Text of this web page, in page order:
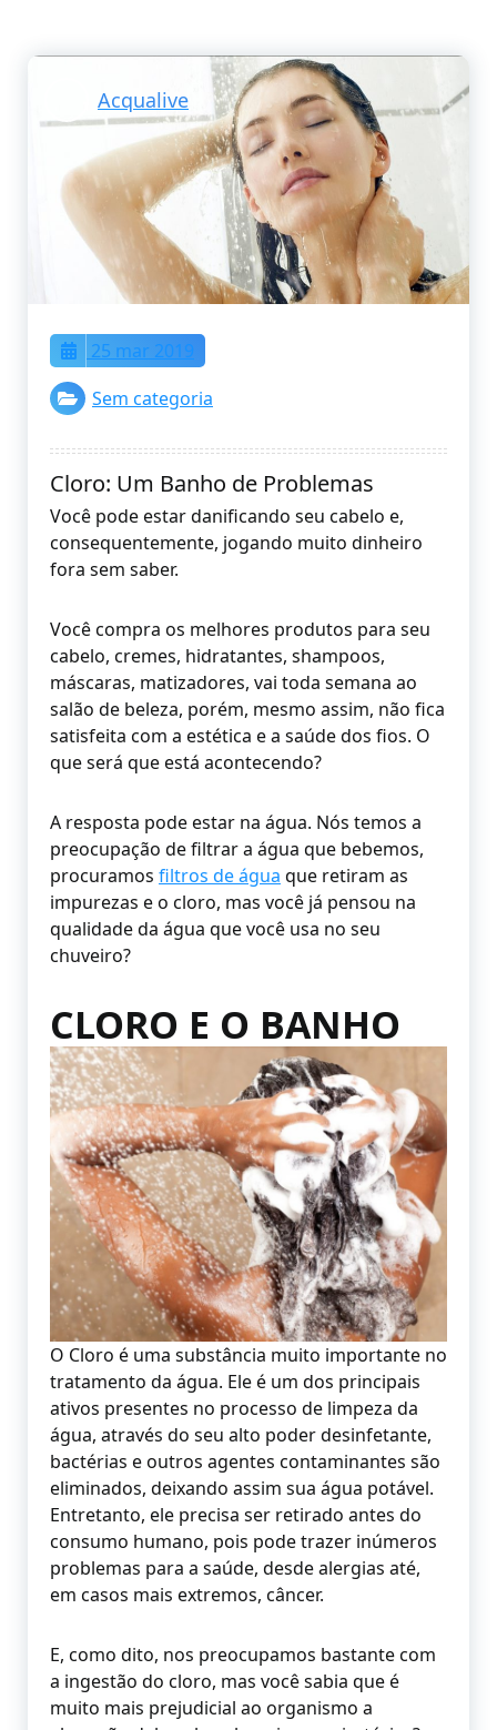
Acqualive
25 mar 2019
Sem categoria
Cloro: Um Banho de Problemas
Você pode estar danificando seu cabelo e,
consequentemente, jogando muito dinheiro
fora sem saber.
Você compra os melhores produtos para seu
cabelo, cremes, hidratantes, shampoos,
máscaras, matizadores, vai toda semana ao
salão de beleza, porém, mesmo assim, não fica
satisfeita com a estética e a saúde dos fios. O
que será que está acontecendo?
A resposta pode estar na água. Nós temos a
preocupação de filtrar a água que bebemos,
procuramos filtros de água que retiram as
impurezas e o cloro, mas você já pensou na
qualidade da água que você usa no seu
chuveiro?
CLORO E O BANHO
O Cloro é uma substância muito importante no
tratamento da água. Ele é um dos principais
ativos presentes no processo de limpeza da
água, através do seu alto poder desinfetante,
bactérias e outros agentes contaminantes são
eliminados, deixando assim sua água potável.
Entretanto, ele precisa ser retirado antes do
consumo humano, pois pode trazer inúmeros
problemas para a saúde, desde alergias até,
em casos mais extremos, câncer.
E, como dito, nos preocupamos bastante com
a ingestão do cloro, mas você sabia que é
muito mais prejudicial ao organismo a